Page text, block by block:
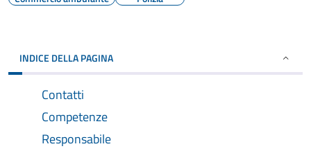
INDICE DELLA PAGINA
Contatti
Competenze
Responsabile